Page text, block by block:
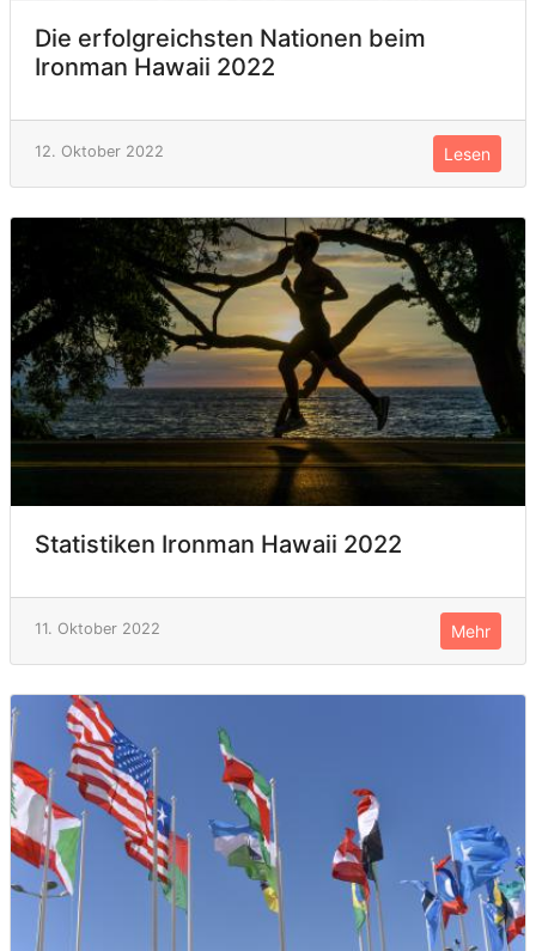
Die erfolgreichsten Nationen beim
Ironman Hawaii 2022
12. Oktober 2022 Lesen
Statistiken Ironman Hawaii 2022
11. Oktober 2022 Mehr